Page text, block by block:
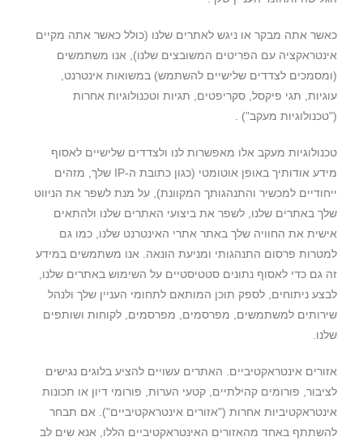
כאשר אתה מבקר או ניגש לאתרים שלנו (כולל כאשר אתה מקיים
אינטראקציה עם הפריטים המשובצים שלנו), אנו משתמשים
(ומסמכים לצדדים שלישיים להשתמש) במשואות אינטרנט,
עוגיות, תגי פיקסל, סקריפטים, תגיות וטכנולוגיות אחרות
("טכנולוגיות מעקב") .
טכנולוגיות מעקב אלו מאפשרות לנו ולצדדים שלישיים לאסוף
מידע אודותיך באופן אוטומטי (כגון כתובת ה-IP שלך, מזהים
ייחודיים למכשיר והתנהגותך המקוונת), על מנת לשפר את הניווט
שלך באתרים שלנו, לשפר את ביצועי האתרים שלנו ולהתאים
אישית את החוויה שלך באתר אתרי האינטרנט שלנו, כמו גם
למטרות פרסום התנהגותי ומניעת הונאה. אנו משתמשים במידע
זה גם כדי לאסוף נתונים סטטיסטיים על השימוש באתרים שלנו,
לבצע ניתוחים, לספק תוכן המותאם לתחומי העניין שלך ולנהל
שירותים למשתמשים, מפרסמים, מפרסמים, לקוחות ושותפים
שלנו.
אזורים אינטראקטיביים. האתרים עשויים להציע בלוגים נגישים
לציבור, פורומים קהילתיים, קטעי הערות, פורומי דיון או תכונות
אינטראקטיביות אחרות ("אזורים אינטראקטיביים"). אם תבחר
להשתתף באחד מהאזורים האינטראקטיביים הללו, אנא שים לב